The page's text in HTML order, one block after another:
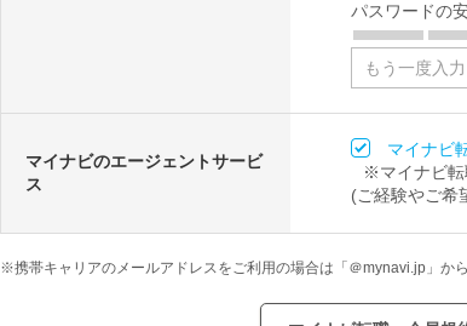
パスワードの
マイナビのエージェントサービ
ス
マイナビ
※マイナビ転
(ご経験やご希
※携帯キャリアのメールアドレスをご利用の場合は「＠mynavi.jp」か